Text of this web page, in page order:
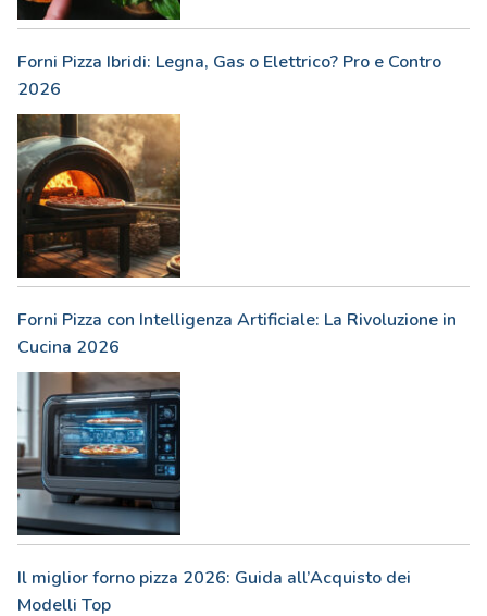
Forni Pizza Ibridi: Legna, Gas o Elettrico? Pro e Contro
2026
Forni Pizza con Intelligenza Artificiale: La Rivoluzione in
Cucina 2026
Il miglior forno pizza 2026: Guida all’Acquisto dei
Modelli Top